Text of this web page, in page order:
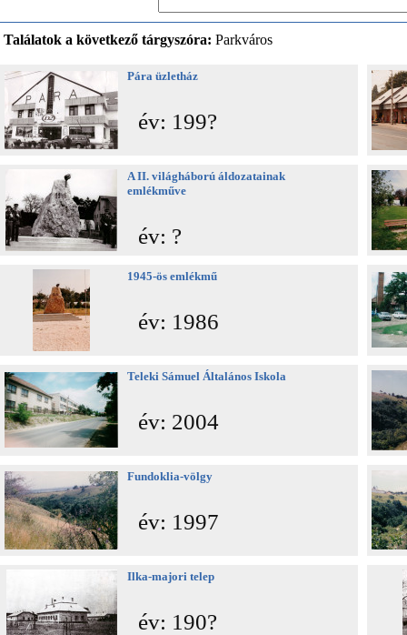
Találatok a következő tárgyszóra: Parkváros
Pára üzletház
év: 199?
A II. világháború áldozatainak
emlékműve
év: ?
1945-ös emlékmű
év: 1986
Teleki Sámuel Általános Iskola
év: 2004
Fundoklia-völgy
év: 1997
Ilka-majori telep
év: 190?